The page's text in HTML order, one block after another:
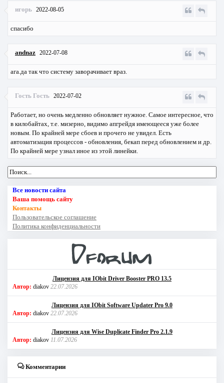
игорь 2022-08-05
спасибо
andnaz 2022-07-08
ага.да так что систему заворачивает враз.
Гость Гость 2022-07-02
Работает, но очень медленно обновляет нужное. Самое интересное, что
в килобайтах, т.е. мизерно, видимо апгрейдя имеющееся уже более
новым. По крайней мере сбоев и прочего не увидел. Есть
автоматизация процессов - обновления, бекап перед обновлением и др.
По крайней мере узнал иное из этой линейки.
Все новости сайта
Ваша помощь сайту
Контакты
Пользовательское соглашение
Политика конфиденциальности
Лицензия для IObit Driver Booster PRO 13.5
Автор: diakov 22.07.2026
Лицензия для IObit Software Updater Pro 9.0
Автор: diakov 22.07.2026
Лицензия для Wise Duplicate Finder Pro 2.1.9
Автор: diakov 11.07.2026
Комментарии